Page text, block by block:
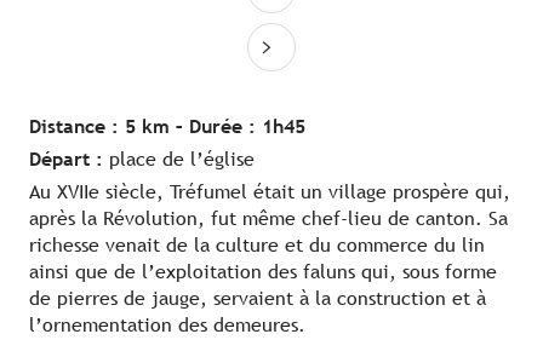
Distance : 5 km – Durée : 1h45
Départ : place de l’église
Au XVIIe siècle, Tréfumel était un village prospère qui,
après la Révolution, fut même chef-lieu de canton. Sa
richesse venait de la culture et du commerce du lin
ainsi que de l’exploitation des faluns qui, sous forme
de pierres de jauge, servaient à la construction et à
l’ornementation des demeures.